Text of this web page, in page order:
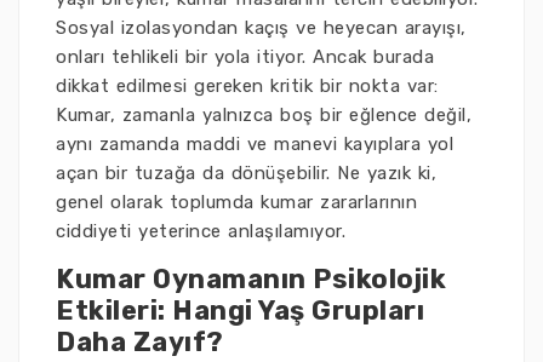
Sosyal izolasyondan kaçış ve heyecan arayışı,
onları tehlikeli bir yola itiyor. Ancak burada
dikkat edilmesi gereken kritik bir nokta var:
Kumar, zamanla yalnızca boş bir eğlence değil,
aynı zamanda maddi ve manevi kayıplara yol
açan bir tuzağa da dönüşebilir. Ne yazık ki,
genel olarak toplumda kumar zararlarının
ciddiyeti yeterince anlaşılamıyor.
Kumar Oynamanın Psikolojik
Etkileri: Hangi Yaş Grupları
Daha Zayıf?